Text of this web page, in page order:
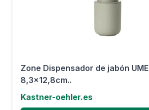
Zone Dispensador de jabón UME
8,3x12,8cm..
Kastner-oehler.es